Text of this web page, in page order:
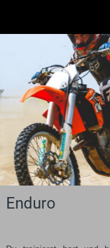
Enduro